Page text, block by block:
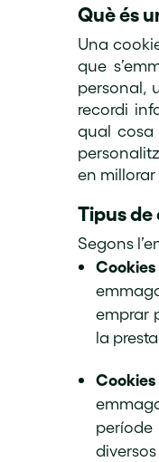
Què és
Una
que
personal,
recordi
qual cosa
en millorar
Tipus
Segons
emprar
la
diversos